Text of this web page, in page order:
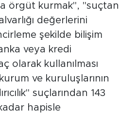
örgüt kurmak", "suçtan
değerlerini
şekilde bilişim
veya kredi
olarak kullanılması
ve kuruluşlarının
suçlarından 143
hapisle